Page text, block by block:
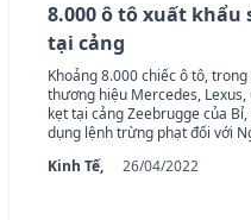
8.000 ô tô xuất khẩu
tại cảng
Khoảng 8.000 chiếc ô tô,
thương hiệu Mercedes,
kẹt tại cảng Zeebrugge của
dụng lệnh trừng phạt đối với
Kinh Tế,
26/04/2022